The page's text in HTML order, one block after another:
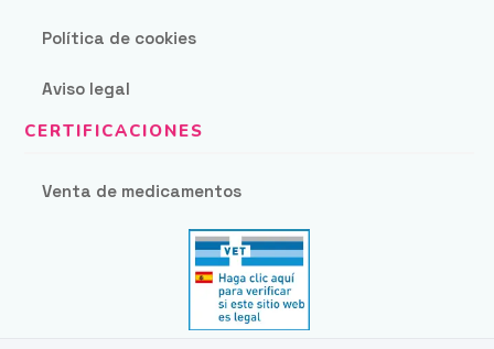
Política de cookies
Aviso legal
Venta de medicamentos